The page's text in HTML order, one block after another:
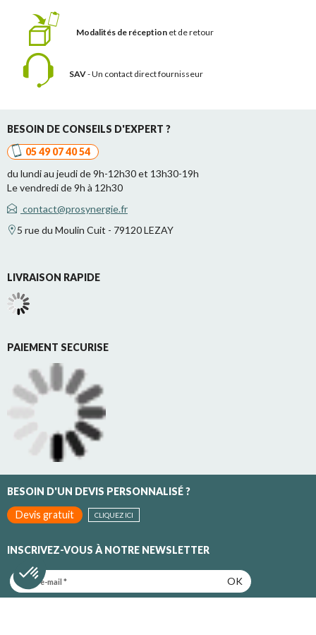
Modalités de réception et de retour
SAV- Un contact direct fournisseur
BESOIN DE CONSEILS D'EXPERT ?
05 49 07 40 54
du lundi au jeudi de 9h-12h30 et 13h30-19h
Le vendredi de 9h à 12h30
contact@prosynergie.fr
5 rue du Moulin Cuit - 79120 LEZAY
LIVRAISON RAPIDE
PAIEMENT SECURISE
BESOIN D'UN DEVIS PERSONNALISÉ ?
Devis gratuit
CLIQUEZ ICI
INSCRIVEZ-VOUS À NOTRE NEWSLETTER
OK